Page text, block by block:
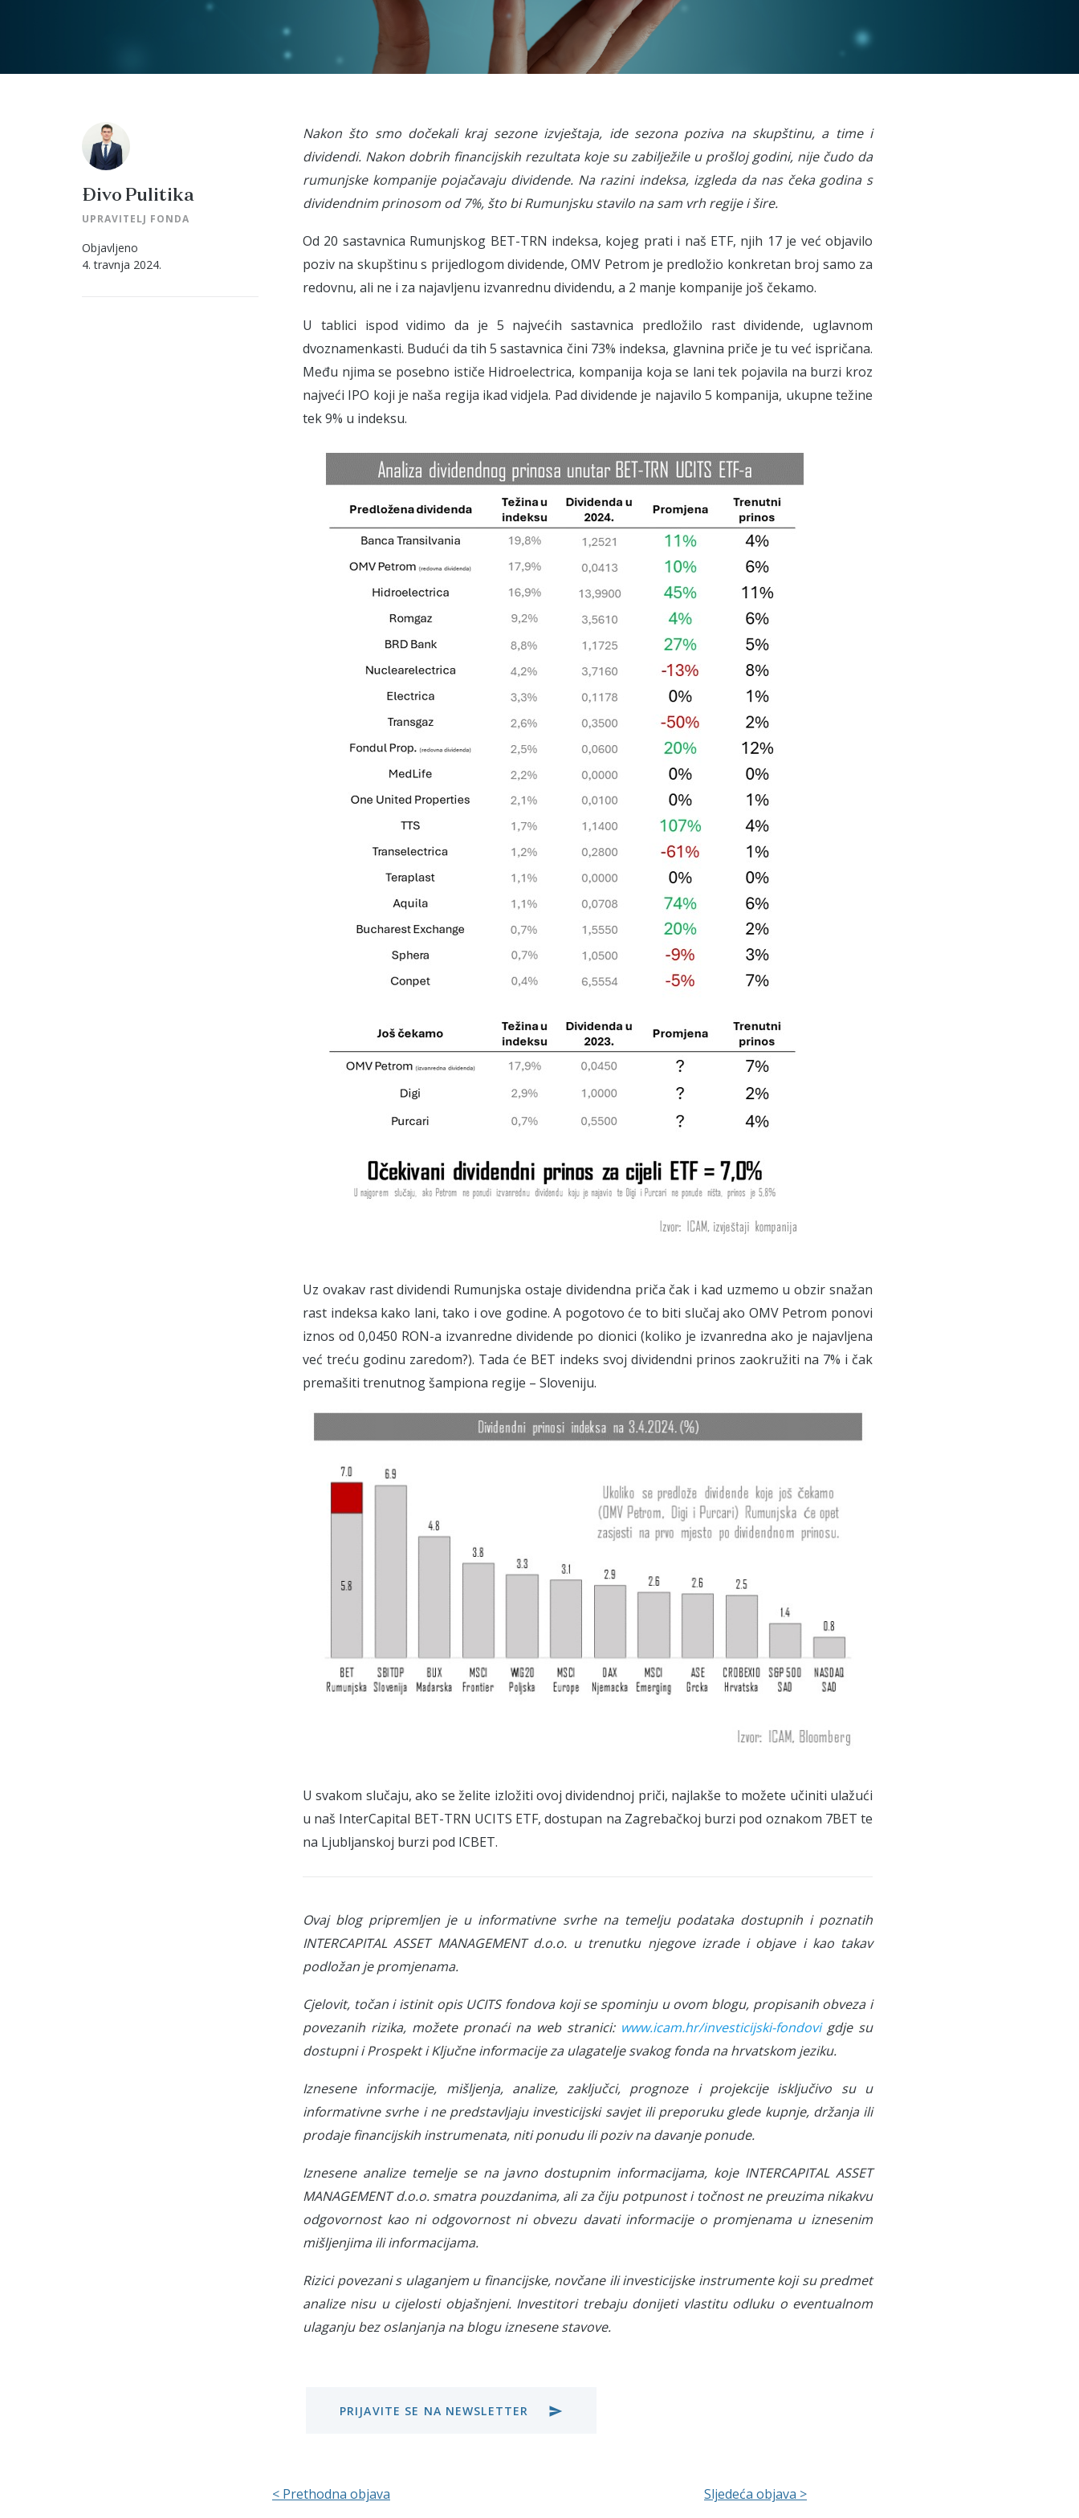
Nakon što smo dočekali kraj sezone izvještaja, ide sezona poziva na skupštinu, a time i
dividendi. Nakon dobrih financijskih rezultata koje su zabilježile u prošloj godini, nije čudo da
rumunjske kompanije pojačavaju dividende. Na razini indeksa, izgleda da nas čeka godina s
dividendnim prinosom od 7%, što bi Rumunjsku stavilo na sam vrh regije i šire.
Od 20 sastavnica Rumunjskog BET-TRN indeksa, kojeg prati i naš ETF, njih 17 je već objavilo
poziv na skupštinu s prijedlogom dividende, OMV Petrom je predložio konkretan broj samo za
redovnu, ali ne i za najavljenu izvanrednu dividendu, a 2 manje kompanije još čekamo.
U tablici ispod vidimo da je 5 najvećih sastavnica predložilo rast dividende, uglavnom
dvoznamenkasti. Budući da tih 5 sastavnica čini 73% indeksa, glavnina priče je tu već ispričana.
Među njima se posebno ističe Hidroelectrica, kompanija koja se lani tek pojavila na burzi kroz
najveći IPO koji je naša regija ikad vidjela. Pad dividende je najavilo 5 kompanija, ukupne težine
tek 9% u indeksu.
Uz ovakav rast dividendi Rumunjska ostaje dividendna priča čak i kad uzmemo u obzir snažan
rast indeksa kako lani, tako i ove godine. A pogotovo će to biti slučaj ako OMV Petrom ponovi
iznos od 0,0450 RON-a izvanredne dividende po dionici (koliko je izvanredna ako je najavljena
već treću godinu zaredom?). Tada će BET indeks svoj dividendni prinos zaokružiti na 7% i čak
premašiti trenutnog šampiona regije – Sloveniju.
U svakom slučaju, ako se želite izložiti ovoj dividendnoj priči, najlakše to možete učiniti ulažući
u naš InterCapital BET-TRN UCITS ETF, dostupan na Zagrebačkoj burzi pod oznakom 7BET te
na Ljubljanskoj burzi pod ICBET.
Ovaj blog pripremljen je u informativne svrhe na temelju podataka dostupnih i poznatih
INTERCAPITAL ASSET MANAGEMENT d.o.o. u trenutku njegove izrade i objave i kao takav
podložan je promjenama.
Cjelovit, točan i istinit opis UCITS fondova koji se spominju u ovom blogu, propisanih obveza i
povezanih rizika, možete pronaći na web stranici: www.icam.hr/investicijski-fondovigdje su
dostupni i Prospekt i Ključne informacije za ulagatelje svakog fonda na hrvatskom jeziku.
Iznesene informacije, mišljenja, analize, zaključci, prognoze i projekcije isključivo su u
informativne svrhe i ne predstavljaju investicijski savjet ili preporuku glede kupnje, držanja ili
prodaje financijskih instrumenata, niti ponudu ili poziv na davanje ponude.
Iznesene analize temelje se na javno dostupnim informacijama, koje INTERCAPITAL ASSET
MANAGEMENT d.o.o. smatra pouzdanima, ali za čiju potpunost i točnost ne preuzima nikakvu
odgovornost kao ni odgovornost ni obvezu davati informacije o promjenama u iznesenim
mišljenjima ili informacijama.
Rizici povezani s ulaganjem u financijske, novčane ili investicijske instrumente koji su predmet
analize nisu u cijelosti objašnjeni. Investitori trebaju donijeti vlastitu odluku o eventualnom
ulaganju bez oslanjanja na blogu iznesene stavove.
PRIJAVITE SE NA NEWSLETTER send
Đivo Pulitika
UPRAVITELJ FONDA
Objavljeno
4. travnja 2024.
< Prethodna objava Sljedeća objava >